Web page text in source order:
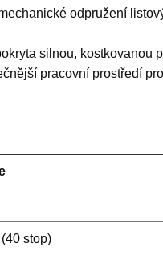
odpružení
silnou, kostkovanou
pracovní prostředí
stop)